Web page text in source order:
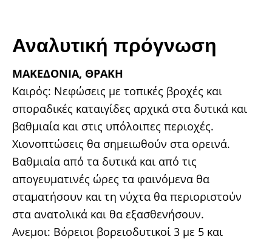
Αναλυτική πρόγνωση
ΜΑΚΕΔΟΝΙΑ, ΘΡΑΚΗ
Καιρός: Νεφώσεις με τοπικές βροχές και
σποραδικές καταιγίδες αρχικά στα δυτικά και
βαθμιαία και στις υπόλοιπες περιοχές.
Χιονοπτώσεις θα σημειωθούν στα ορεινά.
Βαθμιαία από τα δυτικά και από τις
απογευματινές ώρες τα φαινόμενα θα
σταματήσουν και τη νύχτα θα περιοριστούν
στα ανατολικά και θα εξασθενήσουν.
Ανεμοι: Βόρειοι βορειοδυτικοί 3 με 5 και